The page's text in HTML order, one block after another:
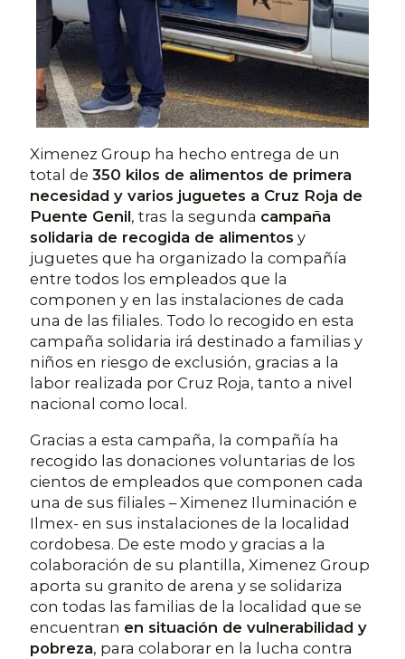
Ximenez Group ha hecho entrega de un
total de350 kilos de alimentos de primera
necesidad y varios juguetes a Cruz Roja de
Puente Genil, tras la segunda campaña
solidaria de recogida de alimentos y
juguetes que ha organizado la compañía
entre todos los empleados que la
componen y en las instalaciones de cada
una de las filiales. Todo lo recogido en esta
campaña solidaria irá destinado a familias y
niños en riesgo de exclusión, gracias a la
labor realizada por Cruz Roja, tanto a nivel
nacional como local.
Gracias a esta campaña, la compañía ha
recogido las donaciones voluntarias de los
cientos de empleados que componen cada
una de sus filiales – Ximenez Iluminación e
Ilmex- en sus instalaciones de la localidad
cordobesa. De este modo y gracias a la
colaboración de su plantilla, Ximenez Group
aporta su granito de arena y se solidariza
con todas las familias de la localidad que se
encuentran en situación de vulnerabilidad y
pobreza, para colaborar en la lucha contra